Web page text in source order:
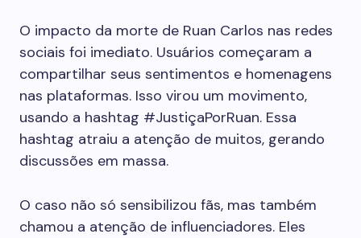
O impacto da morte de Ruan Carlos nas redes
sociais foi imediato. Usuários começaram a
compartilhar seus sentimentos e homenagens
nas plataformas. Isso virou um movimento,
usando a hashtag #JustiçaPorRuan. Essa
hashtag atraiu a atenção de muitos, gerando
discussões em massa.
O caso não só sensibilizou fãs, mas também
chamou a atenção de influenciadores. Eles